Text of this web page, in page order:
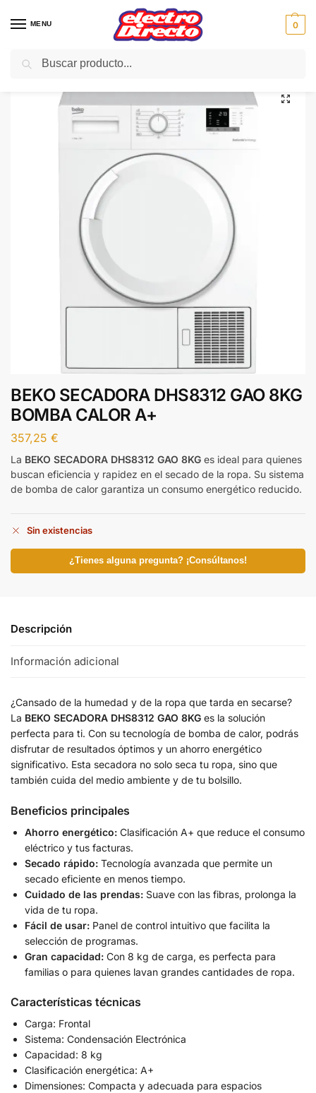
MENU 0
Inicio Gama blanca Secadoras
BEKO SECADORA DHS8312 GAO 8KG
BOMBA CALOR A+
357,25 €
La BEKO SECADORA DHS8312 GAO 8KG es ideal para quienes
buscan eficiencia y rapidez en el secado de la ropa. Su sistema
de bomba de calor garantiza un consumo energético reducido.
Sin existencias
¿Tienes alguna pregunta? ¡Consúltanos!
Descripción
Información adicional
¿Cansado de la humedad y de la ropa que tarda en secarse?
La BEKO SECADORA DHS8312 GAO 8KG es la solución
perfecta para ti. Con su tecnología de bomba de calor, podrás
disfrutar de resultados óptimos y un ahorro energético
significativo. Esta secadora no solo seca tu ropa, sino que
también cuida del medio ambiente y de tu bolsillo.
Beneficios principales
Ahorro energético: Clasificación A+ que reduce el consumo
eléctrico y tus facturas.
Secado rápido: Tecnología avanzada que permite un
secado eficiente en menos tiempo.
Cuidado de las prendas: Suave con las fibras, prolonga la
vida de tu ropa.
Fácil de usar: Panel de control intuitivo que facilita la
selección de programas.
Gran capacidad: Con 8 kg de carga, es perfecta para
familias o para quienes lavan grandes cantidades de ropa.
Características técnicas
Carga: Frontal
Sistema: Condensación Electrónica
Capacidad: 8 kg
Clasificación energética: A+
Dimensiones: Compacta y adecuada para espacios